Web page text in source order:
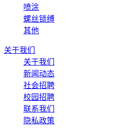
喷涂
螺丝锁缚
其他
关于我们
关于我们
新闻动态
社会招聘
校园招聘
联系我们
隐私政策